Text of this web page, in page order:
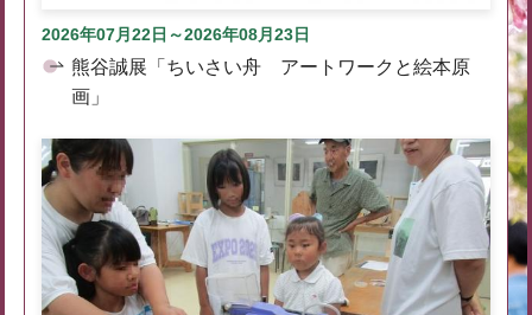
2026年07月22日～2026年08月23日
熊谷誠展「ちいさい舟 アートワークと絵本原
画」